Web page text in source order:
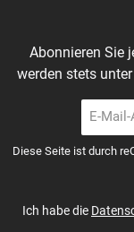
Abonnieren Sie
werden stets
Mail-
*
Diese Seite ist durch
Ich habe die